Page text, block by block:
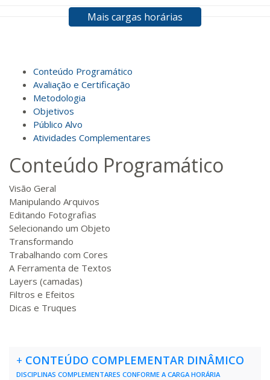
dias 60dias
140 H 18dias 60dias
160 H 20dias
180 H 23dias 90dias
R$ 892,23
200 H 25dias
220 H 28 dias
240 H 30dias
260 H 33dias 90 dias
Matricular
Mais cargas horárias
Conteúdo Programático
Avaliação e Certificação
Metodologia
Objetivos
Público Alvo
Atividades Complementares
Conteúdo Programático
Visão Geral
Manipulando Arquivos
Editando Fotografias
Selecionando um Objeto
Transformando
Trabalhando com Cores
A Ferramenta de Textos
Layers (camadas)
Filtros e Efeitos
Dicas e Truques
+ CONTEÚDO COMPLEMENTAR DINÂMICO
DISCIPLINAS COMPLEMENTARES CONFORME A CARGA HORÁRIA